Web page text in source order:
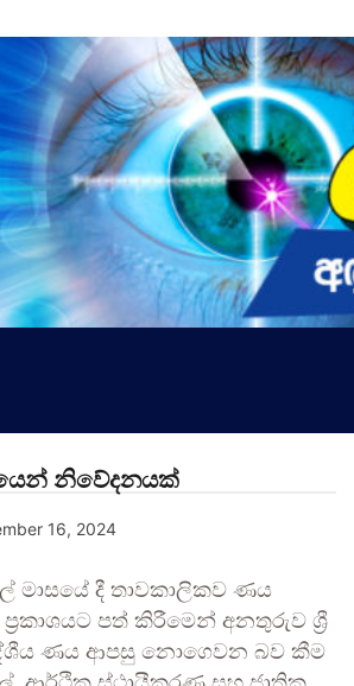
නිවේදනයක්
16, 2024
මාසයේ දී තාවකාලිකව ණය
පත් කිරීමෙන් අනතුරුව ශ්‍රී
ණය ආපසු නොගෙවන බව කීම